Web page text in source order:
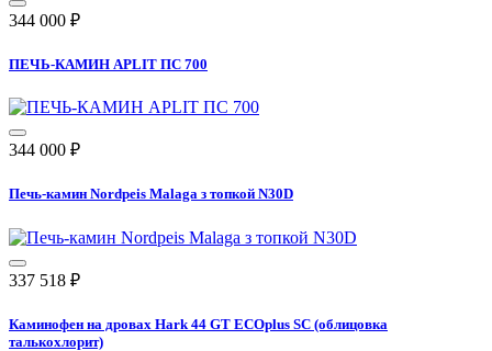
344 000 ₽
ПЕЧЬ-КАМИН APLIT ПС 700
344 000 ₽
Печь-камин Nordpeis Malaga з топкой N30D
337 518 ₽
Каминофен на дровах Hark 44 GT ECOplus SC (облицовка
талькохлорит)